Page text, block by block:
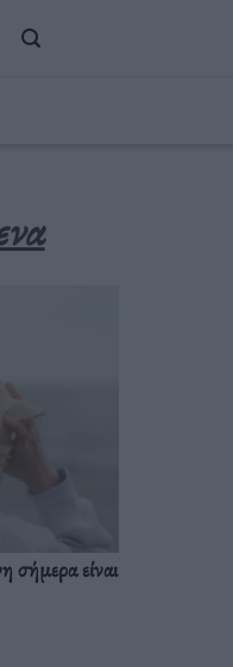
σήμερα είναι